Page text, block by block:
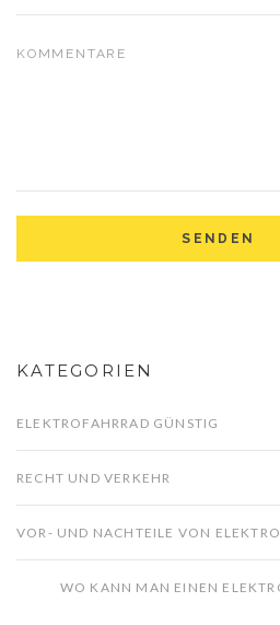
KATEGORIEN
ELEKTROFAHRRAD GÜNSTIG
RECHT UND VERKEHR
VOR- UND NACHTEILE VON
WO KANN MAN EINEN